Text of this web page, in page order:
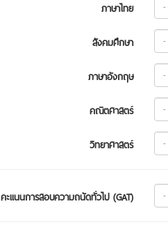
ภาษาไทย
สังคมศึกษา
ภาษาอังกฤษ
คณิตศาสตร์
วิทยาศาสตร์
คะแนนการสอบความถนัดทั่วไป (GAT)